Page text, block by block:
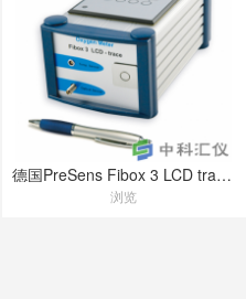
德国PreSens Fibox 3 LCD trace便携式微量氧分析仪
浏览